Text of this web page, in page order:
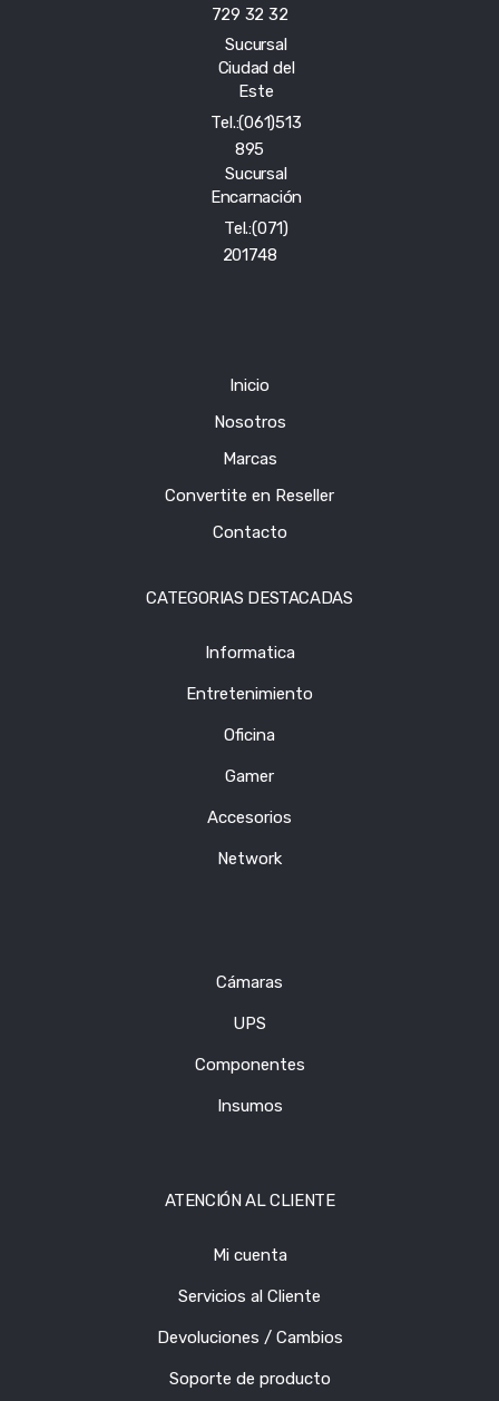
729 32 32
Sucursal
Ciudad del
Este
Tel.:(061)513
895
Sucursal
Encarnación
Tel.:(071)
201748
Inicio
Nosotros
Marcas
Convertite en Reseller
Contacto
CATEGORIAS DESTACADAS
Informatica
Entretenimiento
Oficina
Gamer
Accesorios
Network
Cámaras
UPS
Componentes
Insumos
ATENCIÓN AL CLIENTE
Mi cuenta
Servicios al Cliente
Devoluciones / Cambios
Soporte de producto